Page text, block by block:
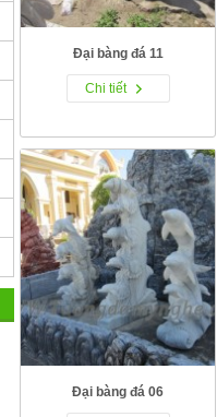
Đại bàng đá 11
Chi tiết
Đại bàng đá 06